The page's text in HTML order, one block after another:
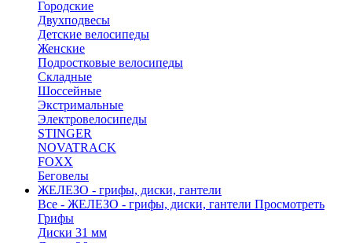
Городские
Двухподвесы
Детские велосипеды
Женские
Подростковые велосипеды
Складные
Шоссейные
Экстримальные
Электровелосипеды
STINGER
NOVATRACK
FOXX
Беговелы
ЖЕЛЕЗО - грифы, диски, гантели
Все - ЖЕЛЕЗО - грифы, диски, гантели Просмотреть
Грифы
Диски 31 мм